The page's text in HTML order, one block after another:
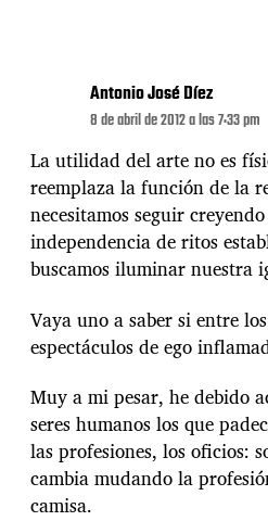
Antonio José Díez
8 de abril de 2012 a las 7:33 pm
La utilidad del arte no es
reemplaza la función de la
necesitamos seguir
independencia de ritos
buscamos iluminar nuestra
Vaya uno a saber si entre
espectáculos de ego
Muy a mi pesar, he debido
seres humanos los que
las profesiones, los oficios:
cambia mudando la
camisa.